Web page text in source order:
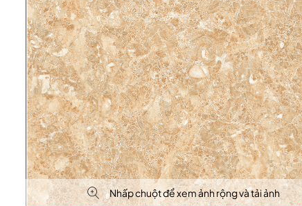
Nhấp chuột để xem ảnh rộng và tải ảnh